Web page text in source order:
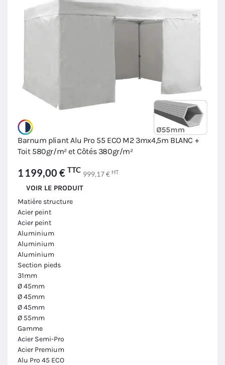
Barnum pliant Alu Pro 55 ECO M2 3mx4,5m BLANC +
Toit 580gr/m² et Côtés 380gr/m²
1 199,00 € TTC 999,17 € HT
VOIR LE PRODUIT
Matière structure
Acier peint
Acier peint
Aluminium
Aluminium
Aluminium
Section pieds
31mm
Ø 45mm
Ø 45mm
Ø 45mm
Ø 55mm
Gamme
Acier Semi-Pro
Acier Premium
Alu Pro 45 ECO